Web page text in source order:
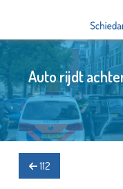
Auto rijdt
112